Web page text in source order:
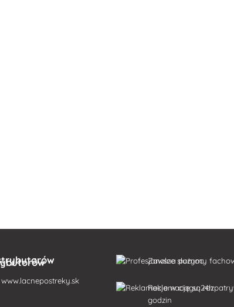
www.lacnepostreky.sk
Zawsze służymy
Reklamacje są
godzin